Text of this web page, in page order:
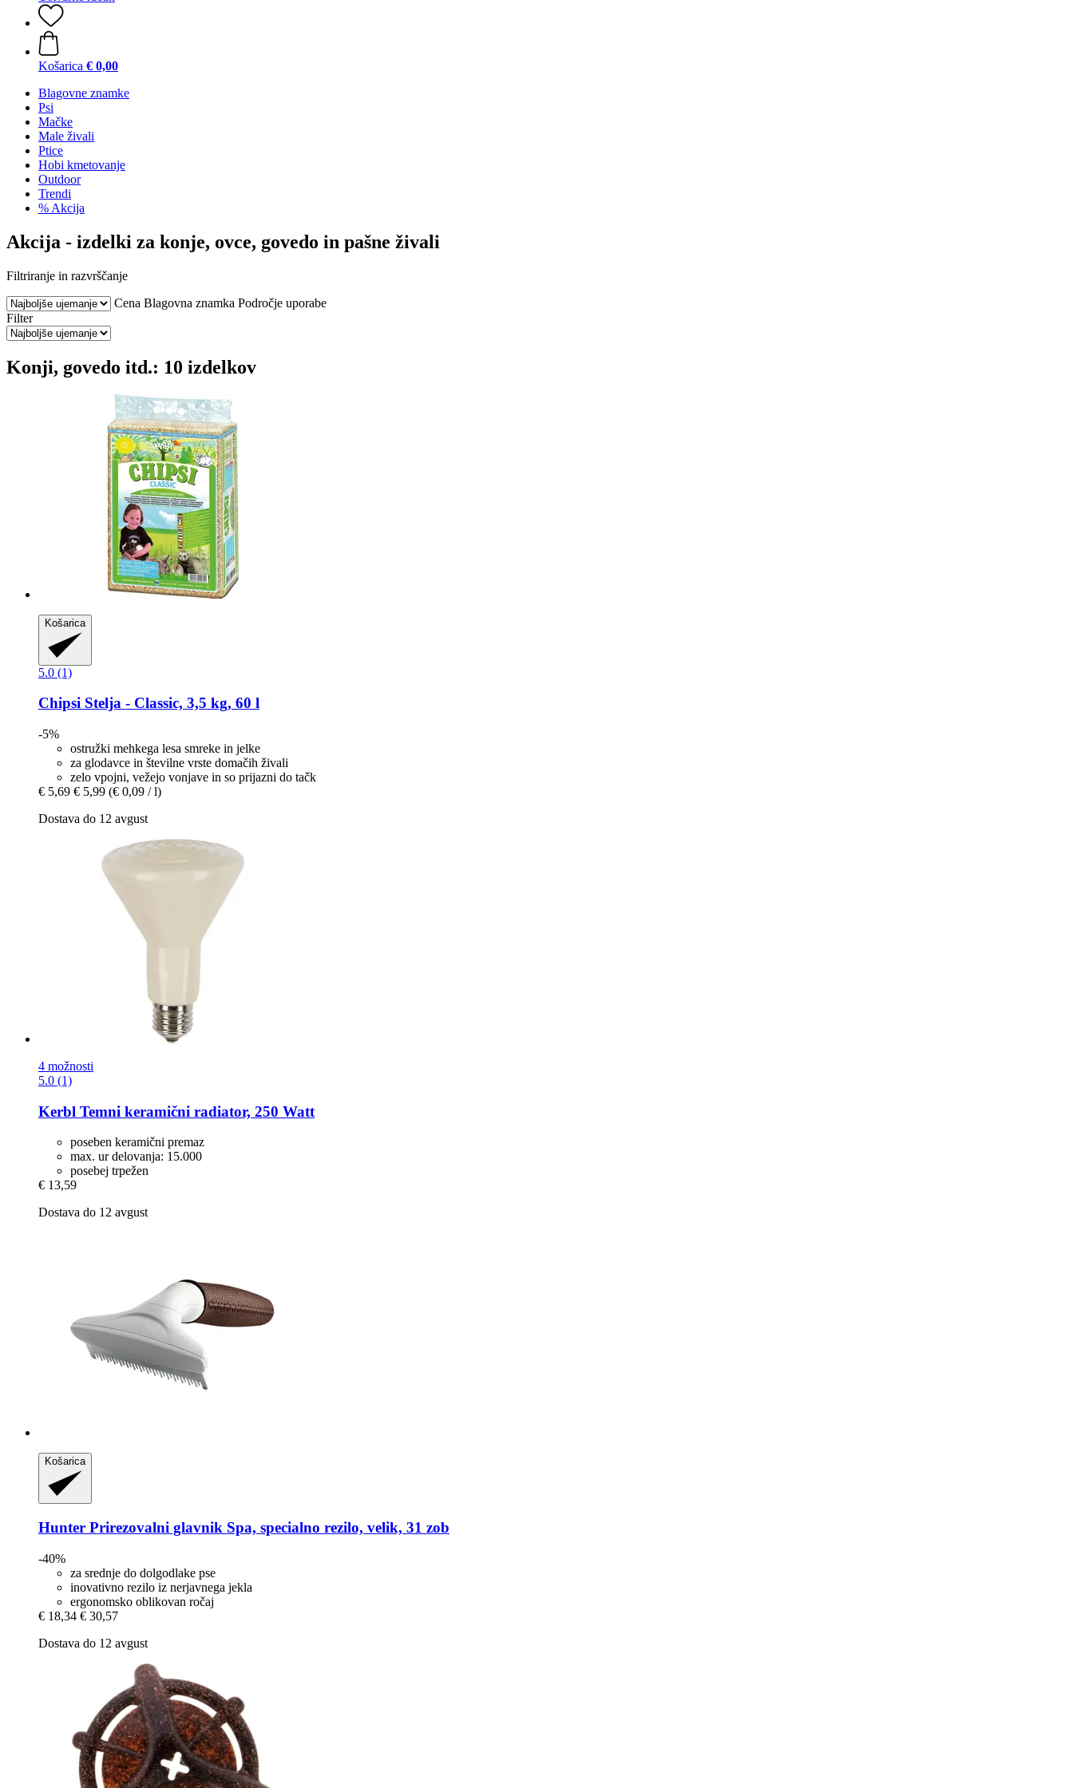
Košarica € 0,00
Blagovne znamke
Psi
Mačke
Male živali
Ptice
Hobi kmetovanje
Outdoor
Trendi
% Akcija
Akcija - izdelki za konje, ovce, govedo in pašne živali
Filtriranje in razvrščanje
Cena Blagovna znamka Področje uporabe
Filter
Konji, govedo itd.: 10 izdelkov
Košarica
5.0 (1)
Chipsi Stelja -​ Classic, 3,5 kg, 60 l
-5%
ostružki mehkega lesa smreke in jelke
za glodavce in številne vrste domačih živali
zelo vpojni, vežejo vonjave in so prijazni do tačk
€ 5,69 € 5,99 (€ 0,09 / l)
Dostava do 12 avgust
4 možnosti
5.0 (1)
Kerbl Temni keramični radiator, 250 Watt
poseben keramični premaz
max. ur delovanja: 15.000
posebej trpežen
€ 13,59
Dostava do 12 avgust
Košarica
Hunter Prirezovalni glavnik Spa, specialno rezilo, velik, 31 zob
-40%
za srednje do dolgodlake pse
inovativno rezilo iz nerjavnega jekla
ergonomsko oblikovan ročaj
€ 18,34 € 30,57
Dostava do 12 avgust